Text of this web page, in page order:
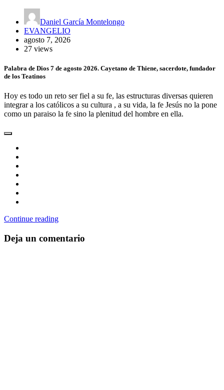
Daniel García Montelongo
EVANGELIO
agosto 7, 2026
27 views
Palabra de Dios 7 de agosto 2026. Cayetano de Thiene, sacerdote, fundador
de los Teatinos
Hoy es todo un reto ser fiel a su fe, las estructuras diversas quieren
integrar a los católicos a su cultura , a su vida, la fe Jesús no la pone
como un paraiso la fe sino la plenitud del hombre en ella.
Continue reading
Deja un comentario